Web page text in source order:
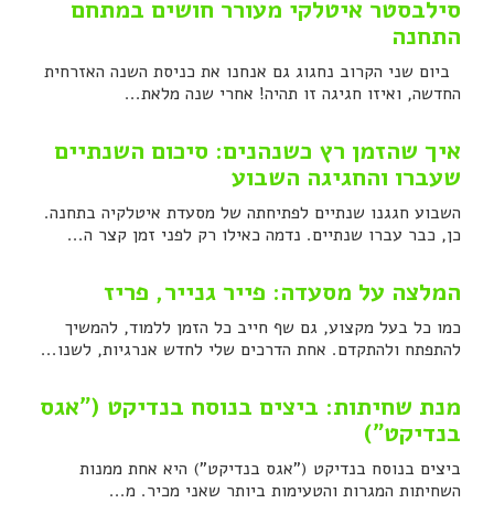
סילבסטר איטלקי מעורר חושים במתחם
התחנה
ביום שני הקרוב נחגוג גם אנחנו את כניסת השנה האזרחית
החדשה, ואיזו חגיגה זו תהיה! אחרי שנה מלאת...
איך שהזמן רץ כשנהנים: סיכום השנתיים
שעברו והחגיגה השבוע
השבוע חגגנו שנתיים לפתיחתה של מסעדת איטלקיה בתחנה.
כן, כבר עברו שנתיים. נדמה כאילו רק לפני זמן קצר ה...
המלצה על מסעדה: פייר גנייר, פריז
כמו כל בעל מקצוע, גם שף חייב כל הזמן ללמוד, להמשיך
להתפתח ולהתקדם. אחת הדרכים שלי לחדש אנרגיות, לשנו...
מנת שחיתות: ביצים בנוסח בנדיקט ("אגס
בנדיקט")
ביצים בנוסח בנדיקט ("אגס בנדיקט") היא אחת ממנות
השחיתות המגרות והטעימות ביותר שאני מכיר. מ...